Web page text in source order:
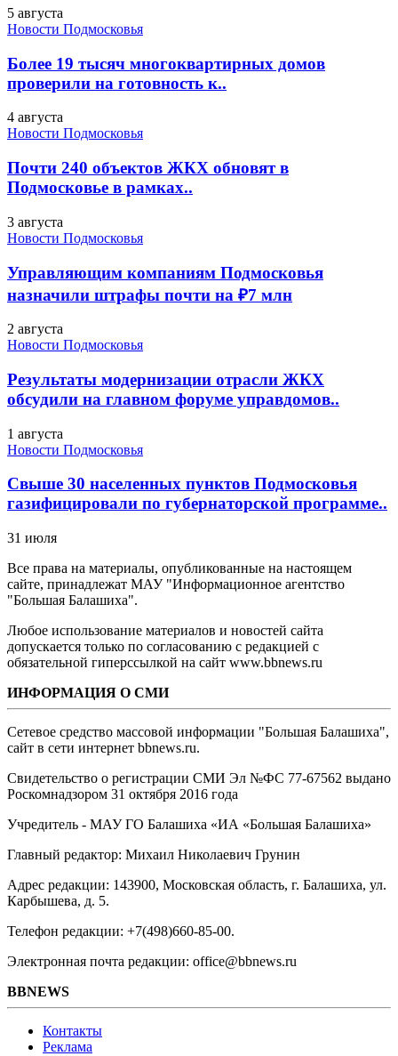
5 августа
Новости Подмосковья
Более 19 тысяч многоквартирных домов
проверили на готовность к..
4 августа
Новости Подмосковья
Почти 240 объектов ЖКХ обновят в
Подмосковье в рамках..
3 августа
Новости Подмосковья
Управляющим компаниям Подмосковья
назначили штрафы почти на ₽7 млн
2 августа
Новости Подмосковья
Результаты модернизации отрасли ЖКХ
обсудили на главном форуме управдомов..
1 августа
Новости Подмосковья
Свыше 30 населенных пунктов Подмосковья
газифицировали по губернаторской программе..
31 июля
Все права на материалы, опубликованные на настоящем
сайте, принадлежат МАУ "Информационное агентство
"Большая Балашиха".
Любое использование материалов и новостей сайта
допускается только по согласованию с редакцией с
обязательной гиперссылкой на сайт www.bbnews.ru
ИНФОРМАЦИЯ О СМИ
Сетевое средство массовой информации "Большая Балашиха",
сайт в сети интернет bbnews.ru.
Свидетельство о регистрации СМИ Эл №ФС ‎77-67562 выдано
Роскомнадзором 31 октября 2016 года
Учредитель - МАУ ГО Балашиха «ИА «Большая Балашиха»
Главный редактор: Михаил Николаевич Грунин
Адрес редакции: 143900, Московская область, г. Балашиха, ул.
Карбышева, д. 5.
Телефон редакции: +7(498)660-85-00.
Электронная почта редакции: office@bbnews.ru
BBNEWS
Контакты
Реклама